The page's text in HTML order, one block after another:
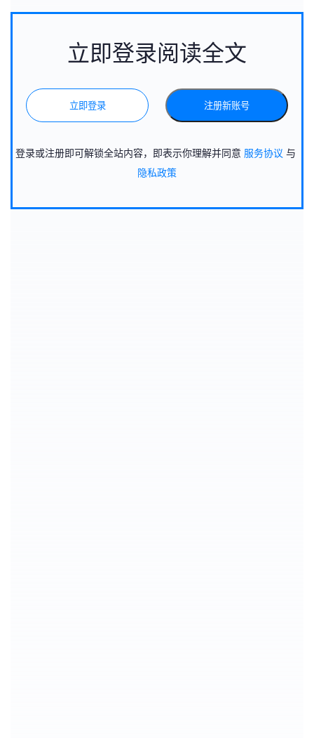
立即登录阅读全文
立即登录 注册新账号
登录或注册即可解锁全站内容，即表示你理解并同意 服务协议 与
隐私政策